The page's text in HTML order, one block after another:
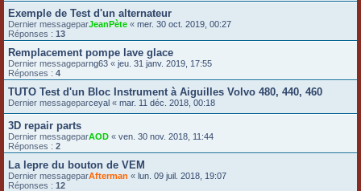
Exemple de Test d'un alternateur
Dernier messageparJeanPète « mer. 30 oct. 2019, 00:27
Réponses : 13
Remplacement pompe lave glace
Dernier messageparng63 « jeu. 31 janv. 2019, 17:55
Réponses : 4
TUTO Test d'un Bloc Instrument à Aiguilles Volvo 480, 440, 460
Dernier messageparceyal « mar. 11 déc. 2018, 00:18
3D repair parts
Dernier messageparAOD « ven. 30 nov. 2018, 11:44
Réponses : 2
La lepre du bouton de VEM
Dernier messageparAfterman « lun. 09 juil. 2018, 19:07
Réponses : 12